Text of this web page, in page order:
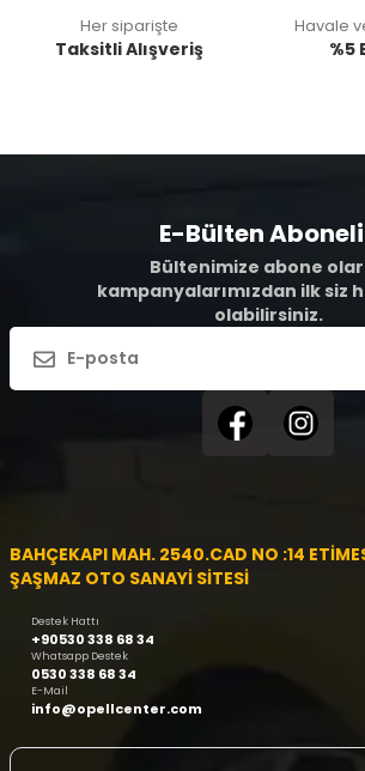
Her siparişte
Taksitli Alışveriş
Havale
%5
E-Bülten
Bültenimize abone
kampanyalarımızdan ilk siz
olabilirsiniz.
BAHÇEKAPI MAH. 2540.CAD NO :14
ŞAŞMAZ OTO SANAYİ SİTESİ
Destek Hattı
+90530 338 68 34
Whatsapp Destek
0530 338 68 34
E-Mail
info@opellcenter.com